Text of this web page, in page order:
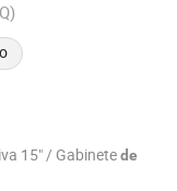
15" / Gabinetede
Ltd.